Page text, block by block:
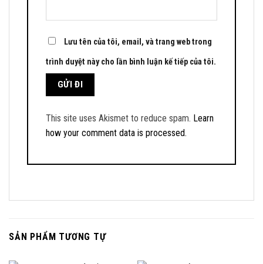
Lưu tên của tôi, email, và trang web trong
trình duyệt này cho lần bình luận kế tiếp của tôi.
This site uses Akismet to reduce spam. Learn
how your comment data is processed.
SẢN PHẨM TƯƠNG TỰ